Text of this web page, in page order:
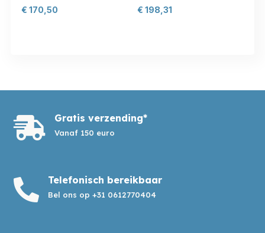
€ 170,50 € 198,31
 Gratis verzending*
Vanaf 150 euro
 Telefonisch bereikbaar
Bel ons op +31 0612770404